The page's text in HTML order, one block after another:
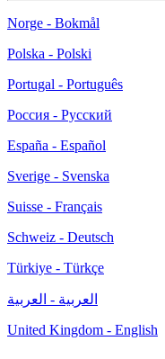
Norge - Bokmål
Polska - Polski
Portugal - Português
Россия - Русский
España - Español
Sverige - Svenska
Suisse - Français
Schweiz - Deutsch
Türkiye - Türkçe
العربية - العربية
United Kingdom - English